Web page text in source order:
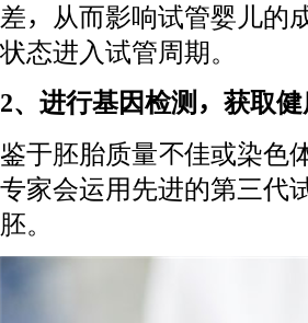
差，从而影响试管婴儿的
状态进入试管周期。
2、进行基因检测，获取
鉴于胚胎质量不佳或染色
专家会运用先进的第三代
胚。